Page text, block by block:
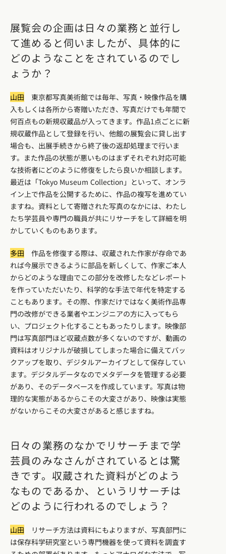
展覧会の企画は日々の業務と並行し
て進めると伺いましたが、具体的に
どのようなことをされているのでし
ょうか？
山田 東京都写真美術館では毎年、写真・映像作品を購
入もしくは各所から寄贈いただき、写真だけでも年間で
何百点もの新規収蔵品が入ってきます。作品1点ごとに新
規収蔵作品として登録を行い、他館の展覧会に貸し出す
場合も、出展手続きから終了後の返却処理まで行いま
す。また作品の状態が悪いものはまずそれぞれ対応可能
な技術者にどのように修復をしたら良いか相談します。
最近は「Tokyo Museum Collection」といって、オンラ
イン上で作品を公開するために、作品の複写を進めてい
ますね。資料として寄贈された写真のなかには、わたし
たち学芸員や専門の職員が共にリサーチをして詳細を明
かしていくものもあります。
多田 作品を修復する際は、収蔵された作家が存命であ
れば今展示できるように部品を新しくして、作家ご本人
からどのような理由でこの部分を改修したなどレポート
を作っていただいたり、科学的な手法で年代を特定する
こともあります。その際、作家だけではなく美術作品専
門の改修ができる業者やエンジニアの方に入ってもら
い、プロジェクト化することもあったりします。映像部
門は写真部門ほど収蔵点数が多くないのですが、動画の
資料はオリジナルが破損してしまった場合に備えてバッ
クアップを取り、デジタルアーカイブとして保存してい
ます。デジタルデータなのでメタデータを管理する必要
があり、そのデータベースを作成しています。写真は物
理的な実態があるからこその大変さがあり、映像は実態
がないからこその大変さがあると感じますね。
日々の業務のなかでリサーチまで学
芸員のみなさんがされているとは驚
きです。収蔵された資料がどのよう
なものであるか、というリサーチは
どのように行われるのでしょう？
山田 リサーチ方法は資料にもよりますが、写真部門に
は保存科学研究室という専門機器を使って資料を調査す